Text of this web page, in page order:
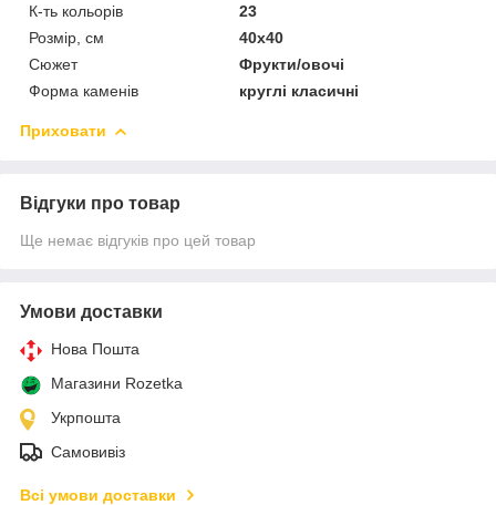
К-ть кольорiв
23
Розмір, см
40х40
Сюжет
Фрукти/овочі
Форма каменів
круглі класичні
Приховати
Відгуки про товар
Ще немає відгуків про цей товар
Умови доставки
Нова Пошта
Магазини Rozetka
Укрпошта
Самовивіз
Всі умови доставки